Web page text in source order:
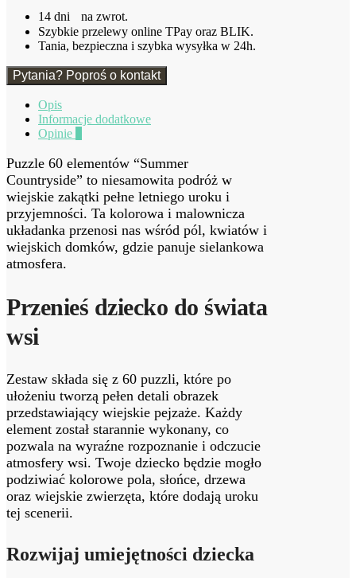
elementów
CASTOR
14 dni na zwrot.
Szybkie przelewy online TPay oraz BLIK.
Tania, bezpieczna i szybka wysyłka w 24h.
Pytania? Poproś o kontakt
Opis
Informacje dodatkowe
Opinie
Puzzle 60 elementów “Summer
Countryside” to niesamowita podróż w
wiejskie zakątki pełne letniego uroku i
przyjemności. Ta kolorowa i malownicza
układanka przenosi nas wśród pól, kwiatów i
wiejskich domków, gdzie panuje sielankowa
atmosfera.
Przenieś dziecko do świata
wsi
Zestaw składa się z 60 puzzli, które po
ułożeniu tworzą pełen detali obrazek
przedstawiający wiejskie pejzaże. Każdy
element został starannie wykonany, co
pozwala na wyraźne rozpoznanie i odczucie
atmosfery wsi. Twoje dziecko będzie mogło
podziwiać kolorowe pola, słońce, drzewa
oraz wiejskie zwierzęta, które dodają uroku
tej scenerii.
Rozwijaj umiejętności dziecka